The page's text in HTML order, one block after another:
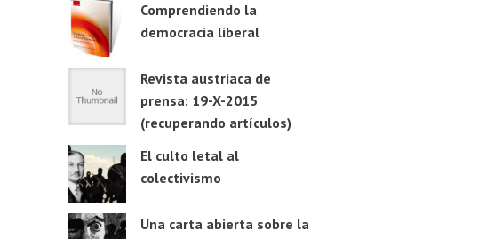
Comprendiendo la
democracia liberal
Revista austriaca de
prensa: 19-X-2015
(recuperando artículos)
El culto letal al
colectivismo
Una carta abierta sobre la